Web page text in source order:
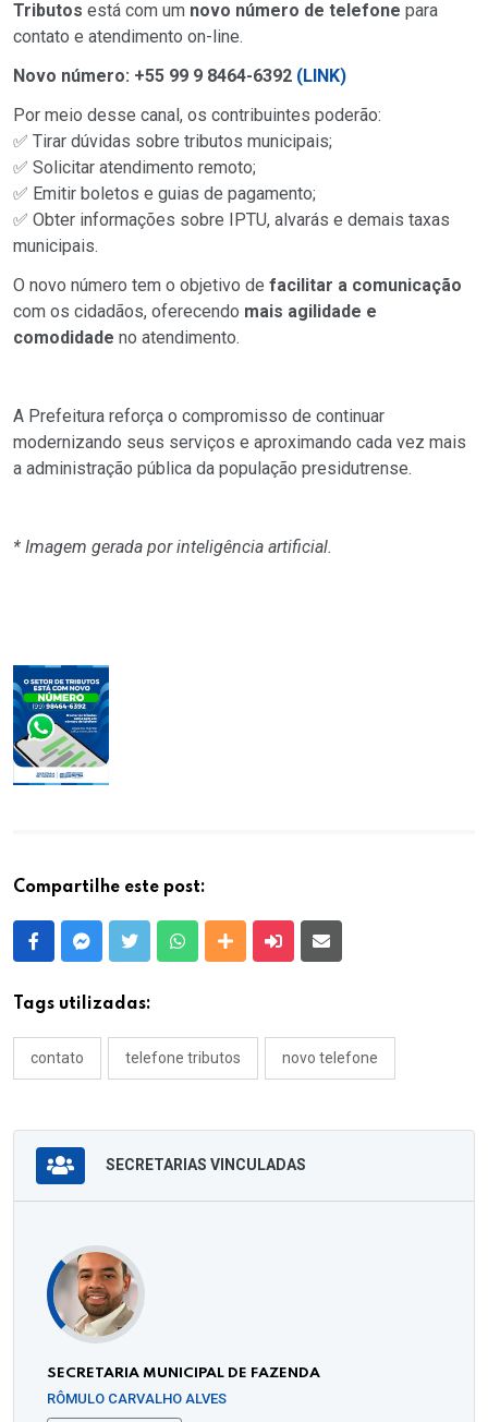
Tributos está com um novo número de telefone para
contato e atendimento on-line.
Novo número: +55 99 9 8464-6392 (LINK)
Por meio desse canal, os contribuintes poderão:
✅ Tirar dúvidas sobre tributos municipais;
✅ Solicitar atendimento remoto;
✅ Emitir boletos e guias de pagamento;
✅ Obter informações sobre IPTU, alvarás e demais taxas
municipais.
O novo número tem o objetivo de facilitar a comunicação
com os cidadãos, oferecendo mais agilidade e
comodidade no atendimento.
A Prefeitura reforça o compromisso de continuar
modernizando seus serviços e aproximando cada vez mais
a administração pública da população presidutrense.
* Imagem gerada por inteligência artificial.
Compartilhe este post:
FacebookMessenger
Twitter WhatsappOutras MídiasEnviar para um amigo
Tags utilizadas:
contato telefone tributos novo telefone
SECRETARIAS VINCULADAS
SECRETARIA MUNICIPAL DE FAZENDA
RÔMULO CARVALHO ALVES